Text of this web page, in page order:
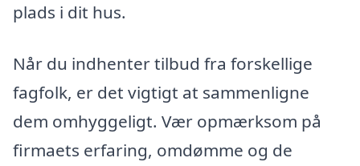
plads i dit hus.
Når du indhenter tilbud fra forskellige
fagfolk, er det vigtigt at sammenligne
dem omhyggeligt. Vær opmærksom på
firmaets erfaring, omdømme og de